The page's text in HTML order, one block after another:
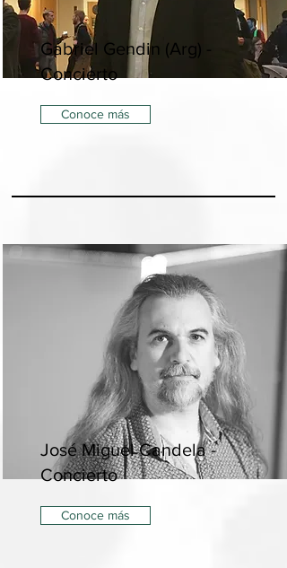
Gabriel Gendin (Arg) -
Concierto
Conoce más
José Miguel Candela -
Concierto
Conoce más